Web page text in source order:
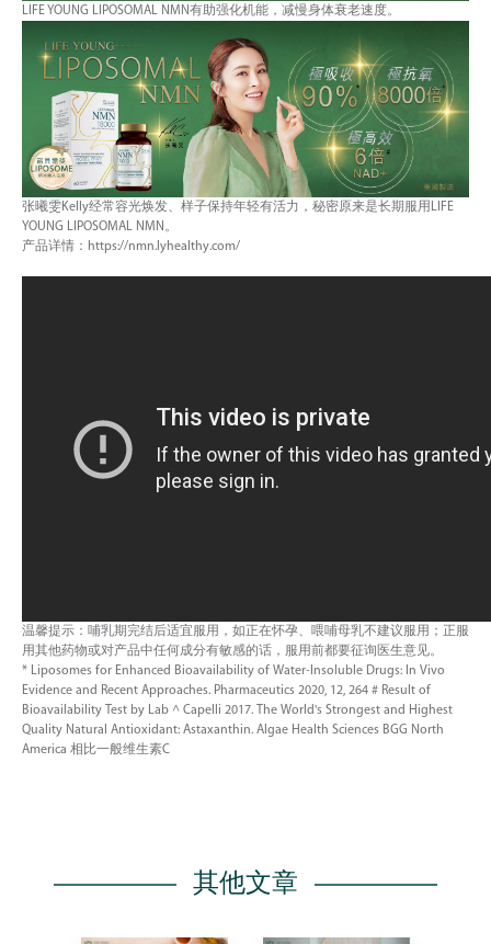
LIFE YOUNG LIPOSOMAL NMN有助强化机能，减慢身体衰老速度。
张曦雯Kelly经常容光焕发、样子保持年轻有活力，秘密原来是长期服用LIFE
YOUNG LIPOSOMAL NMN。
产品详情：https://nmn.lyhealthy.com/
温馨提示：哺乳期完结后适宜服用，如正在怀孕、喂哺母乳不建议服用；正服
用其他药物或对产品中任何成分有敏感的话，服用前都要征询医生意见。
* Liposomes for Enhanced Bioavailability of Water-Insoluble Drugs: In Vivo
Evidence and Recent Approaches. Pharmaceutics 2020, 12, 264 # Result of
Bioavailability Test by Lab ^ Capelli 2017. The World's Strongest and Highest
Quality Natural Antioxidant: Astaxanthin. Algae Health Sciences BGG North
America 相比一般维生素C
其他文章